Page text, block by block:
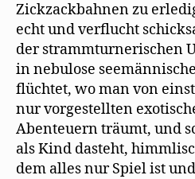
Zickzackbahnen zu
echt und verflucht
der strammturnerischen
in nebulose
flüchtet, wo man von
nur vorgestellten
Abenteuern träumt, und
als Kind dasteht,
dem alles nur Spiel ist